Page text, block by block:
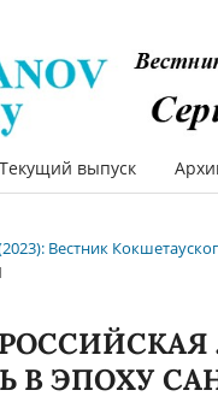
Текущий выпуск
Вестник
В ЭПОХУ